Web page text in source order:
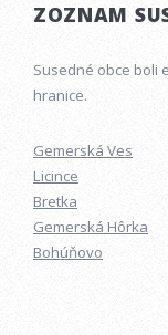
ZOZNAM
Susedné obce boli
hranice.
Gemerská Ves
Licince
Bretka
Gemerská Hôrka
Bohúňovo